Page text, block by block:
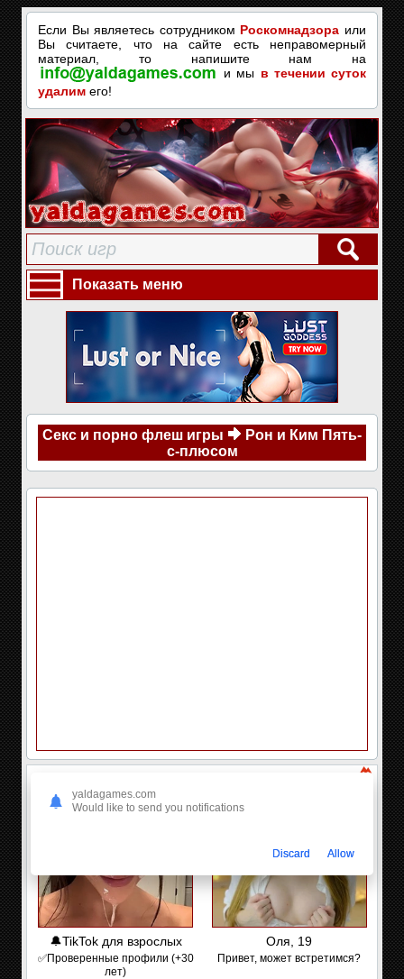
Если Вы являетесь сотрудником Роскомнадзора или
Вы считаете, что на сайте есть неправомерный
материал, то напишите нам на
и мы в течении суток
удалим его!
Показать меню
Секс и порно флеш игры
Рон и Ким Пять-
с-плюсом
🔔TikTok для взрослых
✅Проверенные профили (+30
лет)
Оля, 19
Привет, может встретимся?
yaldagames.com
Would like to send you notifications
Discard Allow